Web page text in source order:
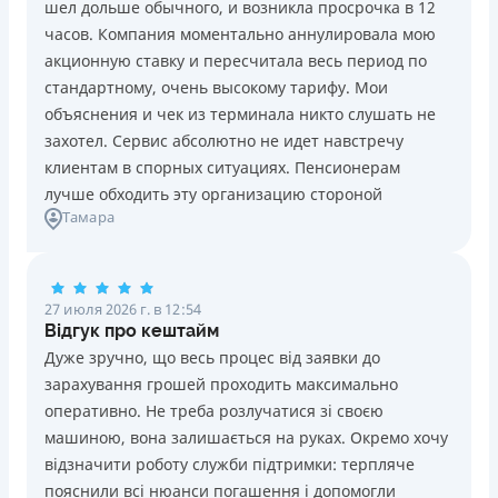
Погашение
В кассах и терминалах отделений
Оплата на расчетный счёт
Онлайн (через сайт или интернет-банкинг)
Через терминалы самообслуживания
Лицензия НБУ
Лицензия НБУ №10
Вся информация о кредите
ПОЛУЧИТЬ ЗАЙМ
Возраст
18 - 70 лет
Преимущества
Сниженная процентная ставка 0,01% в день для
новых клиентов на период от 3 до 30 дней (после
этого стандартная ставка 1%)
Запрашиваются только данные паспорта, ИНН, номер
банковской карты и телефона
проблемной кредитной историей.
Переводятся деньги на банковскую карту сразу после
подписания электронного договора о предоставлении
кредита
Дарятся скидки до -99% постоянным клиентам на
будущие кредиты согласно программе лояльности
Программа лояльности для постоянных клиентов
Круглосуточная поддержка в Viber, Telegram,
шел дольше обычного, и возникла просрочка в 12
часов. Компания моментально аннулировала мою
акционную ставку и пересчитала весь период по
стандартному, очень высокому тарифу. Мои
объяснения и чек из терминала никто слушать не
захотел. Сервис абсолютно не идет навстречу
клиентам в спорных ситуациях. Пенсионерам
лучше обходить эту организацию стороной
Тамара
27 июля 2026 г. в 12:54
Відгук про кештайм
Дуже зручно, що весь процес від заявки до
зарахування грошей проходить максимально
оперативно. Не треба розлучатися зі своєю
машиною, вона залишається на руках. Окремо хочу
відзначити роботу служби підтримки: терпляче
пояснили всі нюанси погашення і допомогли